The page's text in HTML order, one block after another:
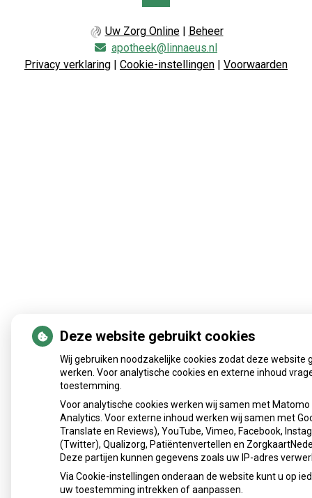
Uw Zorg Online| Beheer
apotheek@linnaeus.nl
Privacy verklaring | Cookie-instellingen | Voorwaarden
Deze website gebruikt cookies
Wij gebruiken noodzakelijke cookies zodat deze website
werken. Voor analytische cookies en externe inhoud
toestemming.
Voor analytische cookies werken wij samen met Matomo
Analytics. Voor externe inhoud werken wij samen met
Translate en Reviews), YouTube, Vimeo, Facebook,
(Twitter), Qualizorg, Patiëntenvertellen en
Deze partijen kunnen gegevens zoals uw IP-adres
Via Cookie-instellingen onderaan de website kunt u op
uw toestemming intrekken of aanpassen.